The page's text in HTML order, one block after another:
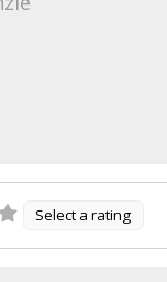
Select a rating